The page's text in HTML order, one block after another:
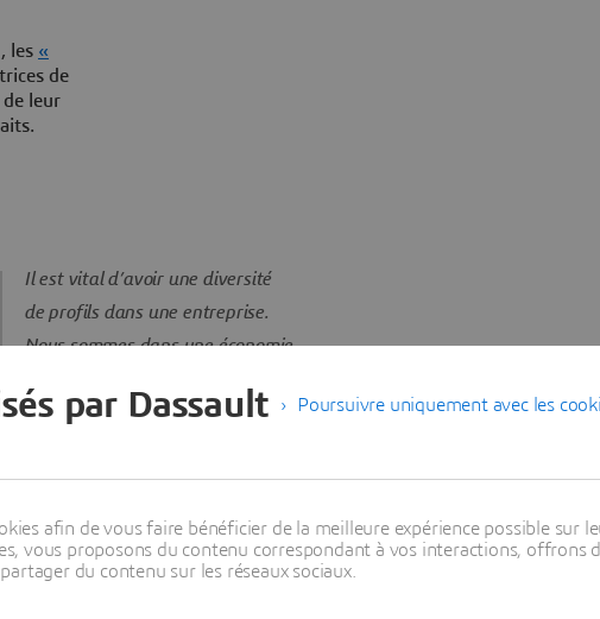
les «
de
leur
Il est vital d’avoir une diversité
de profils dans une entreprise.
Nous sommes dans une économie
nous devons avoir au sein de notre
représentatives du marché. Il est
pour qu’elles sachent quelles
sont leurs forces, leurs opportunités
Poursuivre uniquement avec les
par Dassault
afin de vous faire bénéficier de la meilleure expérience possible sur
vous proposons du contenu correspondant à vos interactions, offrons
du contenu sur les réseaux sociaux.